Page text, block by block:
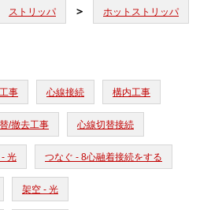
ストリッパ ホットストリッパ
事 心線接続 構内工事
/撤去工事 心線切替接続
光 つなぐ - 8心融着接続をする
架空 - 光